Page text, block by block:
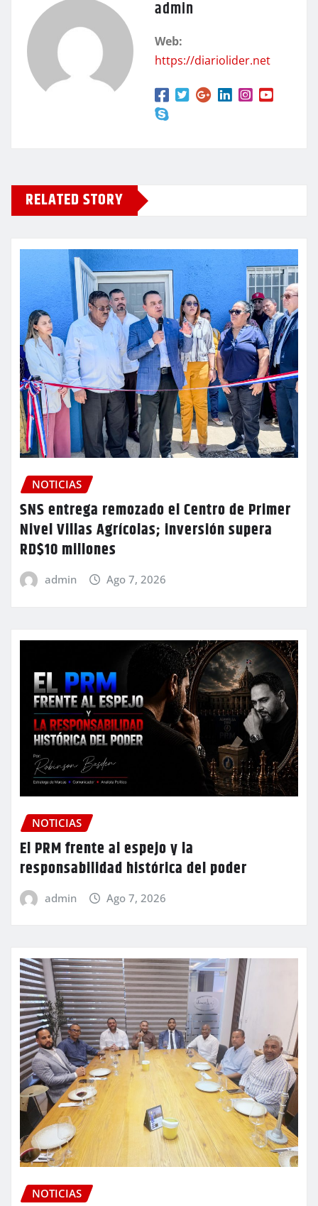
admin
Web:
https://diariolider.net
RELATED STORY
NOTICIAS
SNS entrega remozado el Centro de Primer
Nivel Villas Agrícolas; inversión supera
RD$10 millones
admin Ago 7, 2026
NOTICIAS
El PRM frente al espejo y la
responsabilidad histórica del poder
admin Ago 7, 2026
NOTICIAS